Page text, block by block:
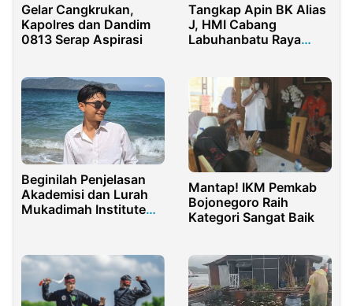
Gelar Cangkrukan,
Kapolres dan Dandim
0813 Serap Aspirasi
Tangkap Apin BK Alias
J, HMI Cabang
Labuhanbatu Raya
Beginilah Penjelasan
Akademisi dan Lurah
Mukadimah Institute
Pesanggaran
Banyuwangi
Mantap! IKM Pemkab
Bojonegoro Raih
Kategori Sangat Baik